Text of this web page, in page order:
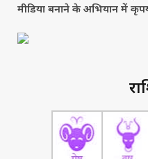
मीडिया बनाने के अभियान में